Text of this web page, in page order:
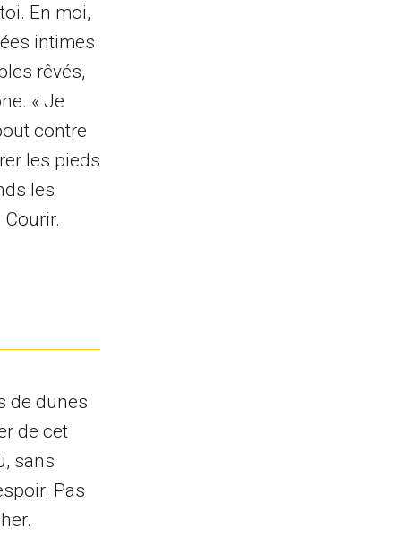
En moi,
intimes
rêvés,
« Je
contre
les pieds
les
de dunes.
de cet
sans
Pas